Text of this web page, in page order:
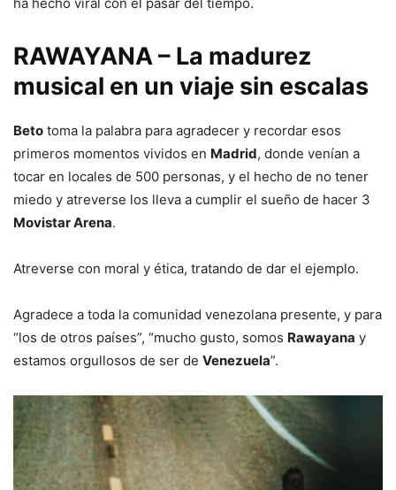
ha hecho viral con el pasar del tiempo.
RAWAYANA – La madurez
musical en un viaje sin escalas
Beto toma la palabra para agradecer y recordar esos
primeros momentos vividos en Madrid, donde venían a
tocar en locales de 500 personas, y el hecho de no tener
miedo y atreverse los lleva a cumplir el sueño de hacer 3
Movistar Arena.
Atreverse con moral y ética, tratando de dar el ejemplo.
Agradece a toda la comunidad venezolana presente, y para
“los de otros países”, “mucho gusto, somos Rawayana y
estamos orgullosos de ser de Venezuela”.